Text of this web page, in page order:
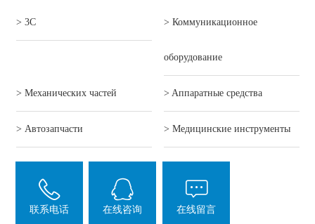
> 3C > Коммуникационное
оборудование
> Механических частей > Aппаратные средства
> Автозапчасти > Mедицинские инструменты
联系电话 在线咨询 在线留言